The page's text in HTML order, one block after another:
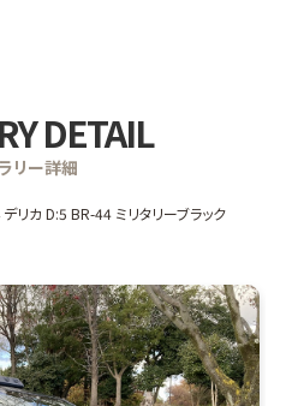
DETAIL
リー詳細
リカ D:5 BR-44 ミリタリーブラック